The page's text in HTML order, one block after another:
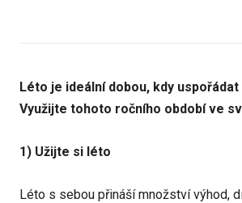
Léto je ideální dobou, kdy
Využijte tohoto ročního období ve
1) Užijte si léto
Léto s sebou přináší množství výhod,